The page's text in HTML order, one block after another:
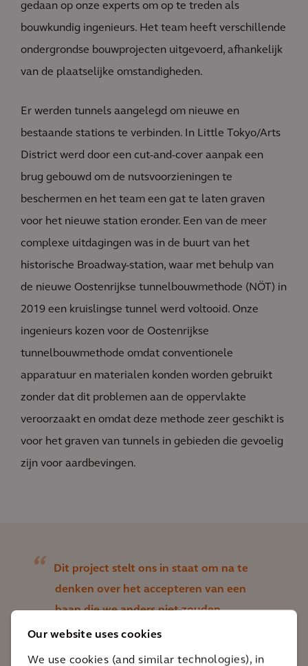
Our website uses cookies
We use cookies (and similar technologies), in
gedaan op onze experts om op te treden als
bouwkundig ingenieurs. Het team heeft verschillende
ondergrondse bouwprojecten uitgevoerd, afhankelijk
van de plaatselijke omstandigheden.
Er werden tunnels aangelegd om nieuwe en
bestaande stations te verbinden. In Little Tokyo/Arts
District werd door een cut-and-cover aanpak een
brug gebouwd om de nutsvoorzieningen te
beschermen en het team een gat te laten graven
voor het nieuwe station eronder. Een van de meer
complexe uitdagingen was in de buurt van het
historische Broadway-station, waar met behulp van
de nieuwe Oostenrijkse tunnelbouwmethode (NÖT) in
2019 een kruislingse tunnel werd voltooid. Onze
ingenieurs kozen voor de Oostenrijkse
tunnelbouwmethode omdat conventionele
apparatuur en materialen konden worden gebruikt
zonder dat dit problemen aan de oppervlakte
veroorzaakt en omdat deze methode zeer geschikt is
voor het graven van tunnels in gebieden die gevoelig
zijn voor aardbevingen.
Dit project stelt ons in staat om na te
denken over het accepteren van een
baan die we anders niet zouden
accepteren, om thuis te zijn en onze